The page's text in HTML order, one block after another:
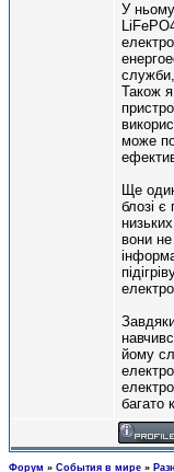
У
служби,
Також
може
Ще
блозі є
вони
йому
багато
Форум » События в мире »